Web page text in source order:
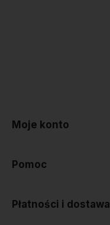
Moje konto
Pomoc
Płatności i dostawa